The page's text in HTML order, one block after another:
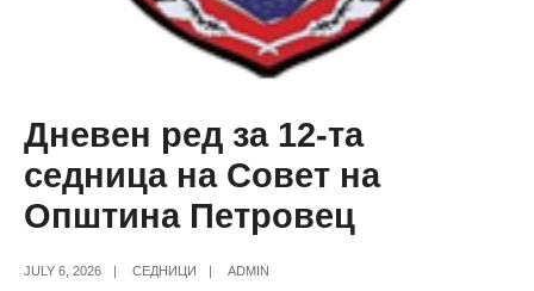
Дневен ред за 12-та
седница на Совет на
Општина Петровец
JULY 6, 2026 СЕДНИЦИ ADMIN